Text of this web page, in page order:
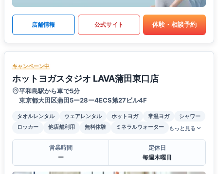
店舗情報 公式サイト 体験・相談予約
キャンペーン中
ホットヨガスタジオ LAVA蒲田東口店
平和島駅から車で5分
東京都大田区蒲田5ー28ー4ECS第27ビル4F
タオルレンタル ウェアレンタル ホットヨガ 常温ヨガ
シャワー
ロッカー
他店舗利用 無料体験 ミネラルウォーター もっと見る
営業時間
ー
定休日
毎週木曜日